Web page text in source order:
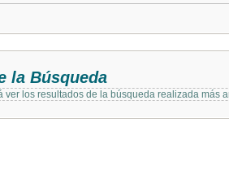
la Búsqueda
ver los resultados de la búsqueda realizada más